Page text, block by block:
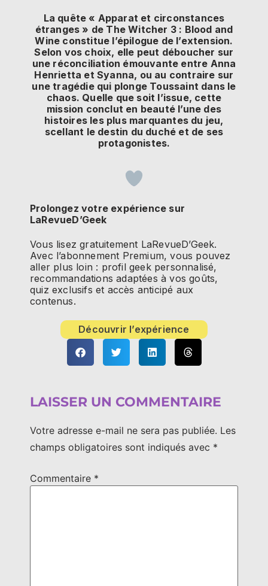
La quête « Apparat et circonstances
étranges » de The Witcher 3 : Blood and
Wine constitue l’épilogue de l’extension.
Selon vos choix, elle peut déboucher sur
une réconciliation émouvante entre Anna
Henrietta et Syanna, ou au contraire sur
une tragédie qui plonge Toussaint dans le
chaos. Quelle que soit l’issue, cette
mission conclut en beauté l’une des
histoires les plus marquantes du jeu,
scellant le destin du duché et de ses
protagonistes.
Prolongez votre expérience sur
LaRevueD’Geek
Vous lisez gratuitement LaRevueD’Geek.
Avec l’abonnement Premium, vous pouvez
aller plus loin : profil geek personnalisé,
recommandations adaptées à vos goûts,
quiz exclusifs et accès anticipé aux
contenus.
Découvrir l’expérience
LAISSER UN COMMENTAIRE
Votre adresse e-mail ne sera pas publiée. Les
champs obligatoires sont indiqués avec *
Commentaire *